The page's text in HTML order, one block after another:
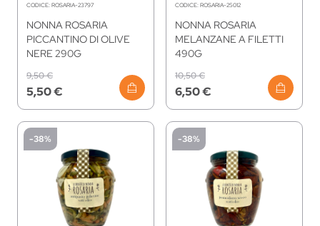
CODICE: ROSARIA-23797
NONNA ROSARIA
PICCANTINO DI OLIVE
NERE 290G
5,50 €
9,50 €
CODICE: ROSARIA-25012
NONNA ROSARIA
MELANZANE A FILETTI
490G
6,50 €
10,50 €
-38% -38%